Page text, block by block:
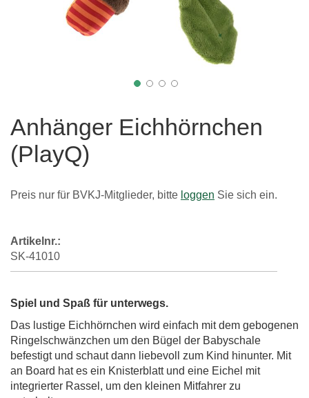
der
Bildgalerie
springen
Anhänger Eichhörnchen
(PlayQ)
Preis nur für BVKJ-Mitglieder, bitte loggen Sie sich ein.
Artikelnr.:
SK-41010
Spiel und Spaß für unterwegs.
Das lustige Eichhörnchen wird einfach mit dem gebogenen
Ringelschwänzchen um den Bügel der Babyschale
befestigt und schaut dann liebevoll zum Kind hinunter. Mit
an Board hat es ein Knisterblatt und eine Eichel mit
integrierter Rassel, um den kleinen Mitfahrer zu